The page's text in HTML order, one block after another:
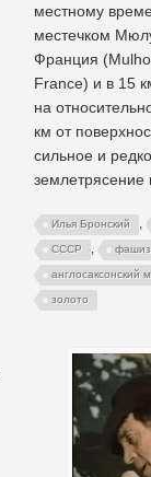
местному
местечком
Франция
France) и в 15
на
км от
сильное и
землетрясение
Илья Бронский ,
СССР ,
англосаксонский
золото